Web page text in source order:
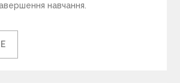
навчання.